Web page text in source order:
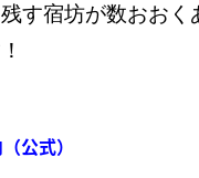
す宿坊が数おお
公式）